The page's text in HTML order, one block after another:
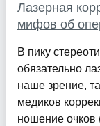
Лазерная
мифов об
В пику
обязательно
наше зрение,
медиков
ношение